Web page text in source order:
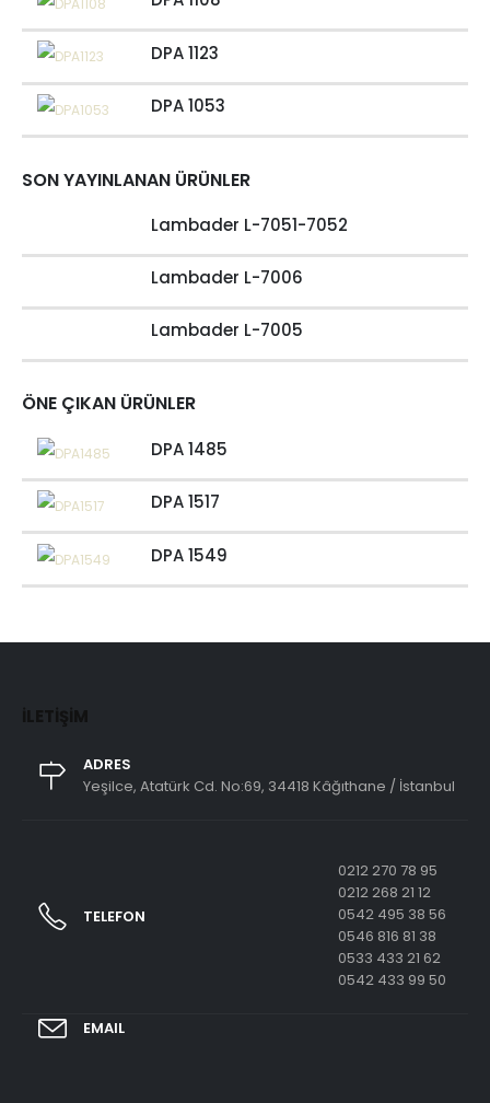
DPA 1123
DPA 1053
SON YAYINLANAN ÜRÜNLER
Lambader L-7051-7052
Lambader L-7006
Lambader L-7005
ÖNE ÇIKAN ÜRÜNLER
DPA 1485
DPA 1517
DPA 1549
İLETIŞIM
ADRES
Yeşilce, Atatürk Cd. No:69, 34418 Kâğıthane / İstanbul
TELEFON
0212 270 78 95
0212 268 21 12
0542 495 38 56
0546 816 81 38
0533 433 21 62
0542 433 99 50
EMAIL